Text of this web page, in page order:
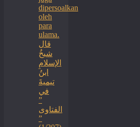
dipersoalkan
oleh
para
ulama.
قال
شيخُ
الإسلامِ
ابنُ
تيميةَ
في
”
الفتاوى
”